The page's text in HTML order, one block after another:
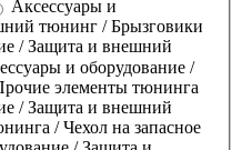
Аксессуары и
тюнинг / Брызговики
/ Защита и внешний
и оборудование /
элементы тюнинга
/ Защита и внешний
/ Чехол на запасное